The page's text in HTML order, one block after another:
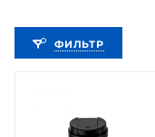
ФИЛЬТР